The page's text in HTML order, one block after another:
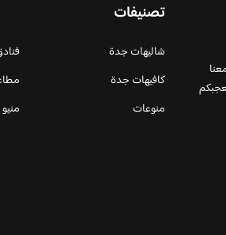
تصنيفات
شاليهات جدة
كافيهات جدة
منوعات